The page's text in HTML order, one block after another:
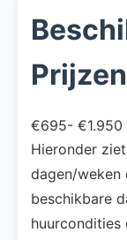
Prijzen
€695- €1.950
Hieronder
dagen/weken
beschikbare
huurcondities